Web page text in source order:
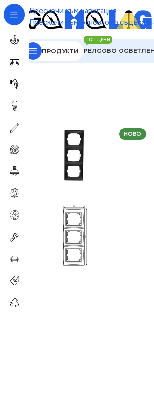
Прескочи към навигация
Прескочи към основното
ПРОДУКТИ РЕЛСОВО
ТОП ЦЕНИ
GAMALIGHT»
НОВО